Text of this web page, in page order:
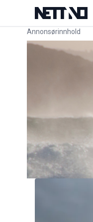
Annonsørinnhold
Link for annonse